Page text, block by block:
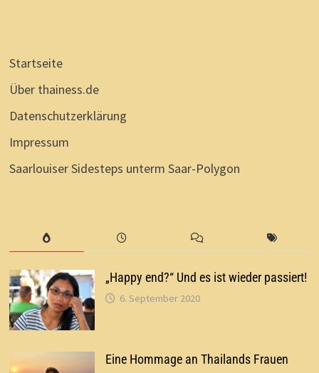
Startseite
Über thainess.de
Datenschutzerklärung
Impressum
Saarlouiser Sidesteps unterm Saar-Polygon
„Happy end?“ Und es ist wieder passiert!
6. September 2020
Eine Hommage an Thailands Frauen